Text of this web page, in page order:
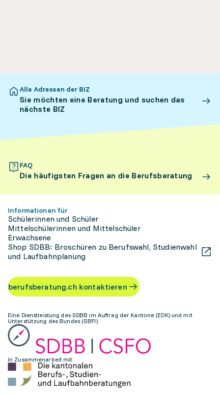
Alle Adressen der BIZ
Sie möchten eine Beratung und suchen das
nächste BIZ
FAQ
Die häufigsten Fragen an die Berufsberatung
Informationen für
Schülerinnen und Schüler
Mittelschülerinnen und Mittelschüler
Erwachsene
Shop SDBB: Broschüren zu Berufswahl, Studienwahl
und Laufbahnplanung
berufsberatung.ch kontaktieren
Eine Dienstleistung des SDBB im Auftrag der Kantone (EDK) und mit
Unterstützung des Bundes (SBFI)
In Zusammenarbeit mit: